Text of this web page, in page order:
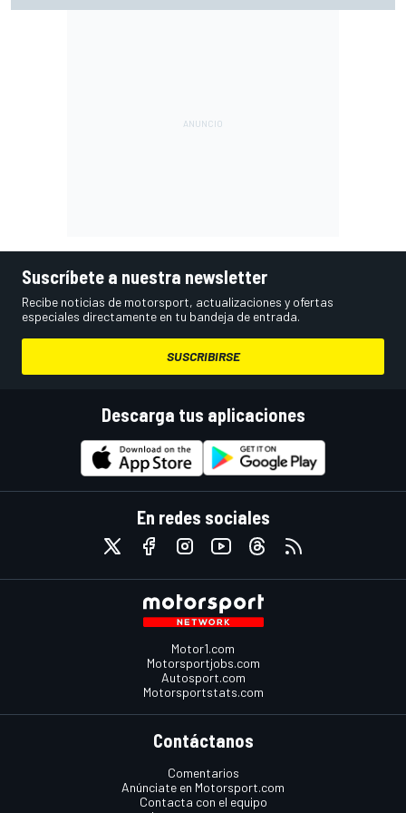
Suscríbete a nuestra newsletter
Recibe noticias de motorsport, actualizaciones y ofertas
especiales directamente en tu bandeja de entrada.
SUSCRIBIRSE
Descarga tus aplicaciones
En redes sociales
Motor1.com
Motorsportjobs.com
Autosport.com
Motorsportstats.com
Contáctanos
Comentarios
Anúnciate en Motorsport.com
Contacta con el equipo